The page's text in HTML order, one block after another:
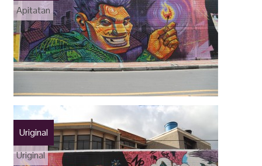
Apitatan
Uriginal
Uriginal